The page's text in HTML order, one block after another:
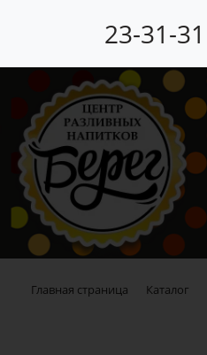
23-31-31
Главная страница Каталог